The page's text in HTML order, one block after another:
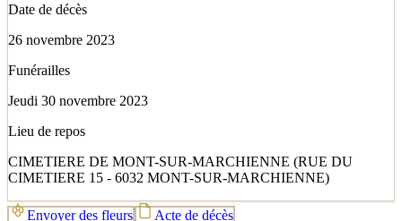
Date de décès
26 novembre 2023
Funérailles
Jeudi 30 novembre 2023
Lieu de repos
CIMETIERE DE MONT-SUR-MARCHIENNE (RUE DU
CIMETIERE 15 - 6032 MONT-SUR-MARCHIENNE)
Envoyer des fleurs Acte de décès